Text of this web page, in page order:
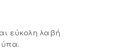
εύκολη λαβή